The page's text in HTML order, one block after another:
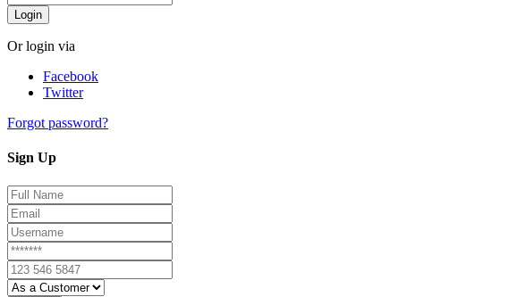
Login
Or login via
Facebook
Twitter
Forgot password?
Sign Up